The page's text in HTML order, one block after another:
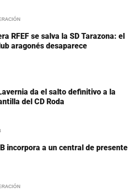
RFEF se salva la SD Tarazona: el
aragonés desaparece
da el salto definitivo a la
del CD Roda
incorpora a un central de presente